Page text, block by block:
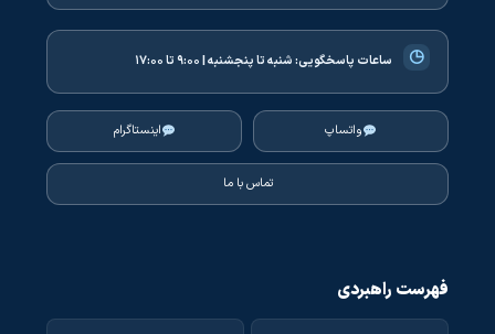
◷ ساعات پاسخگویی:شنبه تا پنجشنبه | ۹:۰۰ تا ۱۷:۰۰
واتساپ اینستاگرام
تماس با ما
فهرست راهبردی